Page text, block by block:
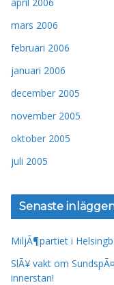
mars 2006
februari 2006
januari 2006
december 2005
november 2005
oktober 2005
juli 2005
Senaste
MiljÃ¶partiet i
SlÃ¥ vakt om
innerstan!